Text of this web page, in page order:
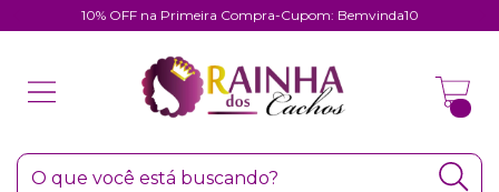
10% OFF na Primeira Compra-Cupom: Bemvinda10